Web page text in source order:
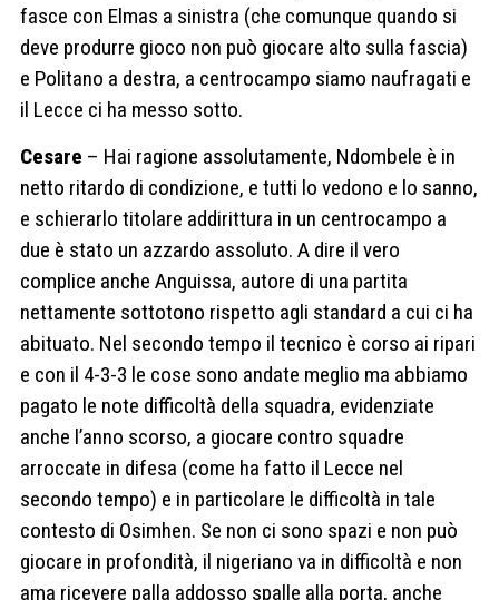
fasce con Elmas a sinistra (che comunque quando si
deve produrre gioco non può giocare alto sulla fascia)
e Politano a destra, a centrocampo siamo naufragati e
il Lecce ci ha messo sotto.
Cesare – Hai ragione assolutamente, Ndombele è in
netto ritardo di condizione, e tutti lo vedono e lo sanno,
e schierarlo titolare addirittura in un centrocampo a
due è stato un azzardo assoluto. A dire il vero
complice anche Anguissa, autore di una partita
nettamente sottotono rispetto agli standard a cui ci ha
abituato. Nel secondo tempo il tecnico è corso ai ripari
e con il 4-3-3 le cose sono andate meglio ma abbiamo
pagato le note difficoltà della squadra, evidenziate
anche l’anno scorso, a giocare contro squadre
arroccate in difesa (come ha fatto il Lecce nel
secondo tempo) e in particolare le difficoltà in tale
contesto di Osimhen. Se non ci sono spazi e non può
giocare in profondità, il nigeriano va in difficoltà e non
ama ricevere palla addosso spalle alla porta, anche